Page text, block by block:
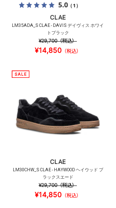
5.0（1）
CLAE
LM35ADA_S CLAE - DAVIS デイヴィス ホワイ
トブラック
¥29,700（税込）
¥14,850（税込）
CLAE
LM30CHW_S CLAE - HAYWOOD ヘイウッド ブ
ラックスエード
¥29,700（税込）
¥14,850（税込）